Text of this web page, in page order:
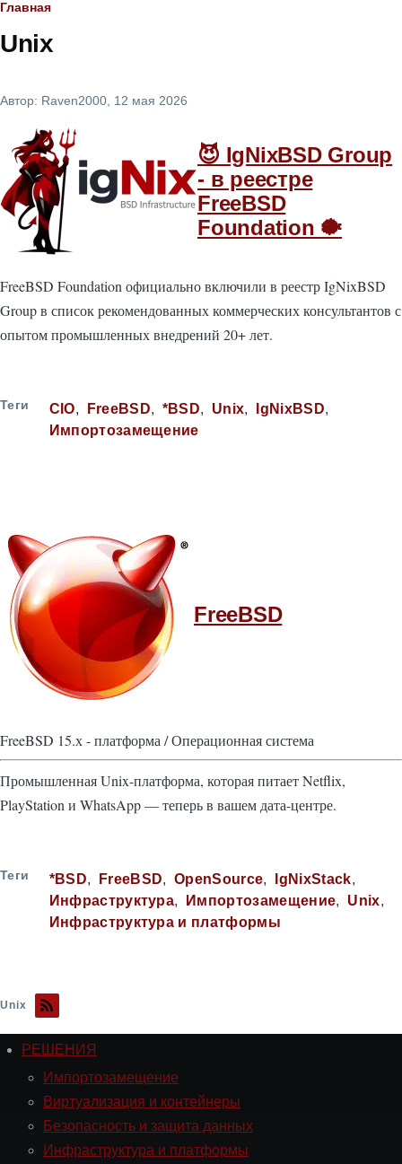
Строка
навигации
Главная
Unix
Автор: Raven2000 , 12 мая 2026
😈 IgNixBSD Group
- в реестре
FreeBSD
Foundation 🐡
FreeBSD Foundation официально включили в реестр IgNixBSD
Group в список рекомендованных коммерческих консультантов с
опытом промышленных внедрений 20+ лет.
Теги CIO FreeBSD *BSD Unix
IgNixBSD
Импортозамещение
FreeBSD
FreeBSD 15.х - платформа / Операционная система
Промышленная Unix-платформа, которая питает Netflix,
PlayStation и WhatsApp — теперь в вашем дата-центре.
Теги *BSD FreeBSD OpenSource
IgNixStack
Инфраструктура
Импортозамещение
Unix
Инфраструктура и платформы
Unix
Навигация
РЕШЕНИЯ
РЕШЕНИЯ
Импортозамещение
Виртуализация и контейнеры
Безопасность и защита данных
Инфраструктура и платформы